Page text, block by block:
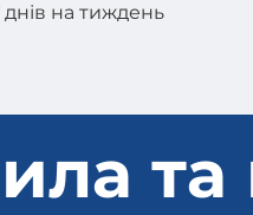
днів на тиждень